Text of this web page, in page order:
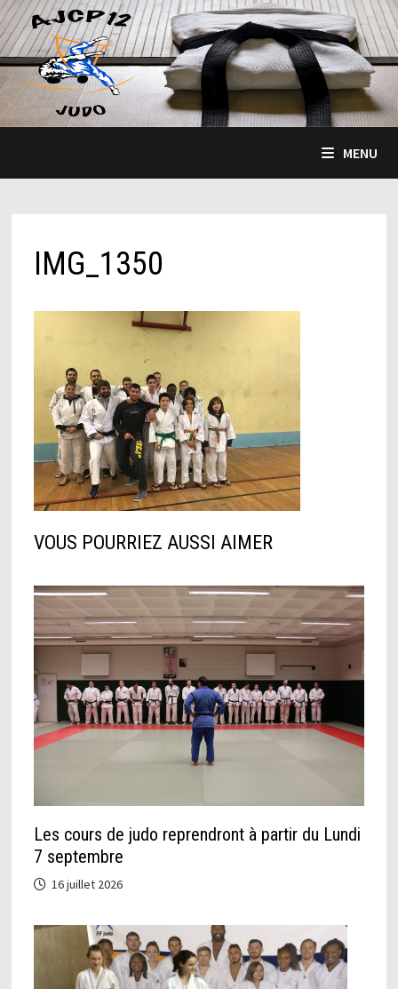
Passer
au
contenu
MENU
IMG_1350
VOUS POURRIEZ AUSSI AIMER
Les cours de judo reprendront à partir du Lundi
7 septembre
16 juillet 2026